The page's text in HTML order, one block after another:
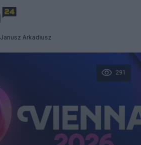
Janusz Arkadiusz
291